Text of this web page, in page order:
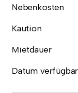
Nebenkosten
Kaution
Mietdauer
Datum verfügbar